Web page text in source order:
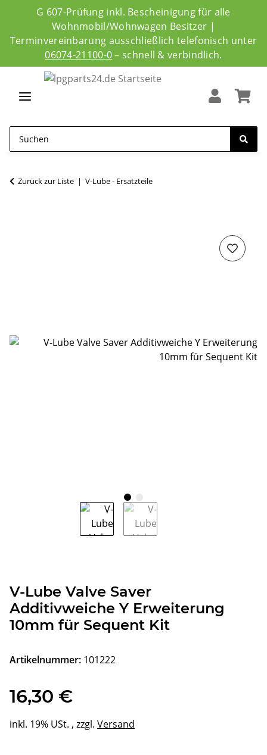
G 607-Prüfung inkl. Bescheinigung für alle
Wohnmobil/Wohnwagen Besitzer |
Terminvereinbarung ausschließlich telefonisch unter
06074-21100-0– schnell & verbindlich.
Zurück zur Liste V-Lube - Ersatzteile
V-Lube Valve Saver
Additivweiche Y Erweiterung
10mm für Sequent Kit
Artikelnummer: 101222
16,30 €
inkl. 19% USt. , zzgl. Versand